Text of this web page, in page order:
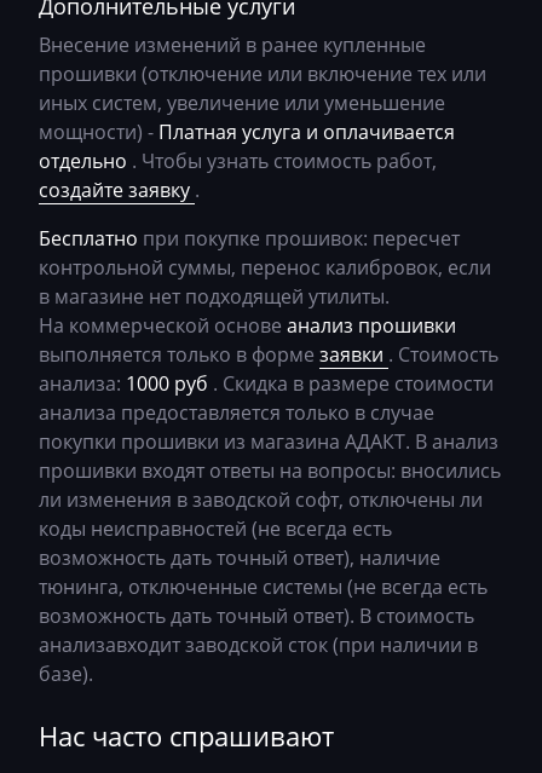
Bomag
Brilliance
Buhler
BYD
Cadillac
Camc
Case
Caterpillar
CFMoto
Challenger
Changan
Changhe
Chery
Chevrolet
Chrysler
Claas
Bosch MEV9.4.6
Bosch MEVD17.2.х
Bosch MG1 (MG1CS003)
Bosch MG1 (MG1CS201)
Siemens MS41
Siemens MS42
Siemens MS43
Siemens MS45.x
Siemens MSD80 (83.5)
Siemens MSD85.x(87.x)
Siemens MSV7x
Siemens MSV8x
Siemens MSV90
c666m53f4_ca430066
c769f52j_ca430069
c769f53j_ca430069
Дополнительные услуги
Внесение изменений в ранее купленные
прошивки (отключение или включение тех или
иных систем, увеличение или уменьшение
мощности) - Платная услуга и оплачивается
отдельно . Чтобы узнать стоимость работ,
создайте заявку .
Бесплатно при покупке прошивок: пересчет
контрольной суммы, перенос калибровок, если
в магазине нет подходящей утилиты.
На коммерческой основе анализ прошивки
выполняется только в форме заявки . Стоимость
анализа: 1000 руб . Скидка в размере стоимости
анализа предоставляется только в случае
покупки прошивки из магазина АДАКТ. В анализ
прошивки входят ответы на вопросы: вносились
ли изменения в заводской софт, отключены ли
коды неисправностей (не всегда есть
возможность дать точный ответ), наличие
тюнинга, отключенные системы (не всегда есть
возможность дать точный ответ). В стоимость
анализавходит заводской сток (при наличии в
базе).
Нас часто спрашивают